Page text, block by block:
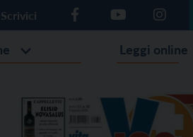
Scrivici
Leggi online